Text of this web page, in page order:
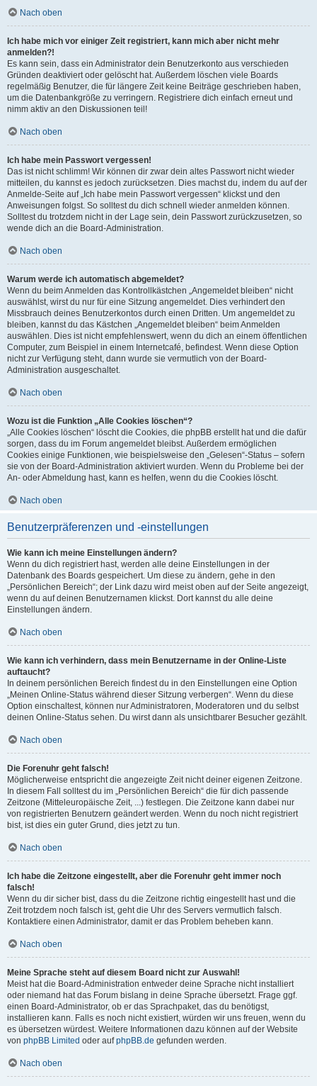
Nach oben
Ich habe mich vor einiger Zeit registriert, kann mich aber nicht mehr
anmelden?!
Es kann sein, dass ein Administrator dein Benutzerkonto aus verschieden
Gründen deaktiviert oder gelöscht hat. Außerdem löschen viele Boards
regelmäßig Benutzer, die für längere Zeit keine Beiträge geschrieben haben,
um die Datenbankgröße zu verringern. Registriere dich einfach erneut und
nimm aktiv an den Diskussionen teil!
Nach oben
Ich habe mein Passwort vergessen!
Das ist nicht schlimm! Wir können dir zwar dein altes Passwort nicht wieder
mitteilen, du kannst es jedoch zurücksetzen. Dies machst du, indem du auf der
Anmelde-Seite auf „Ich habe mein Passwort vergessen“ klickst und den
Anweisungen folgst. So solltest du dich schnell wieder anmelden können.
Solltest du trotzdem nicht in der Lage sein, dein Passwort zurückzusetzen, so
wende dich an die Board-Administration.
Nach oben
Warum werde ich automatisch abgemeldet?
Wenn du beim Anmelden das Kontrollkästchen „Angemeldet bleiben“ nicht
auswählst, wirst du nur für eine Sitzung angemeldet. Dies verhindert den
Missbrauch deines Benutzerkontos durch einen Dritten. Um angemeldet zu
bleiben, kannst du das Kästchen „Angemeldet bleiben“ beim Anmelden
auswählen. Dies ist nicht empfehlenswert, wenn du dich an einem öffentlichen
Computer, zum Beispiel in einem Internetcafé, befindest. Wenn diese Option
nicht zur Verfügung steht, dann wurde sie vermutlich von der Board-
Administration ausgeschaltet.
Nach oben
Wozu ist die Funktion „Alle Cookies löschen“?
„Alle Cookies löschen“ löscht die Cookies, die phpBB erstellt hat und die dafür
sorgen, dass du im Forum angemeldet bleibst. Außerdem ermöglichen
Cookies einige Funktionen, wie beispielsweise den „Gelesen“-Status – sofern
sie von der Board-Administration aktiviert wurden. Wenn du Probleme bei der
An- oder Abmeldung hast, kann es helfen, wenn du die Cookies löscht.
Nach oben
Benutzerpräferenzen und -einstellungen
Wie kann ich meine Einstellungen ändern?
Wenn du dich registriert hast, werden alle deine Einstellungen in der
Datenbank des Boards gespeichert. Um diese zu ändern, gehe in den
„Persönlichen Bereich“; der Link dazu wird meist oben auf der Seite angezeigt,
wenn du auf deinen Benutzernamen klickst. Dort kannst du alle deine
Einstellungen ändern.
Nach oben
Wie kann ich verhindern, dass mein Benutzername in der Online-Liste
auftaucht?
In deinem persönlichen Bereich findest du in den Einstellungen eine Option
„Meinen Online-Status während dieser Sitzung verbergen“. Wenn du diese
Option einschaltest, können nur Administratoren, Moderatoren und du selbst
deinen Online-Status sehen. Du wirst dann als unsichtbarer Besucher gezählt.
Nach oben
Die Forenuhr geht falsch!
Möglicherweise entspricht die angezeigte Zeit nicht deiner eigenen Zeitzone.
In diesem Fall solltest du im „Persönlichen Bereich“ die für dich passende
Zeitzone (Mitteleuropäische Zeit, ...) festlegen. Die Zeitzone kann dabei nur
von registrierten Benutzern geändert werden. Wenn du noch nicht registriert
bist, ist dies ein guter Grund, dies jetzt zu tun.
Nach oben
Ich habe die Zeitzone eingestellt, aber die Forenuhr geht immer noch
falsch!
Wenn du dir sicher bist, dass du die Zeitzone richtig eingestellt hast und die
Zeit trotzdem noch falsch ist, geht die Uhr des Servers vermutlich falsch.
Kontaktiere einen Administrator, damit er das Problem beheben kann.
Nach oben
Meine Sprache steht auf diesem Board nicht zur Auswahl!
Meist hat die Board-Administration entweder deine Sprache nicht installiert
oder niemand hat das Forum bislang in deine Sprache übersetzt. Frage ggf.
einen Board-Administrator, ob er das Sprachpaket, das du benötigst,
installieren kann. Falls es noch nicht existiert, würden wir uns freuen, wenn du
es übersetzen würdest. Weitere Informationen dazu können auf der Website
von phpBB Limited oder aufphpBB.de gefunden werden.
Nach oben